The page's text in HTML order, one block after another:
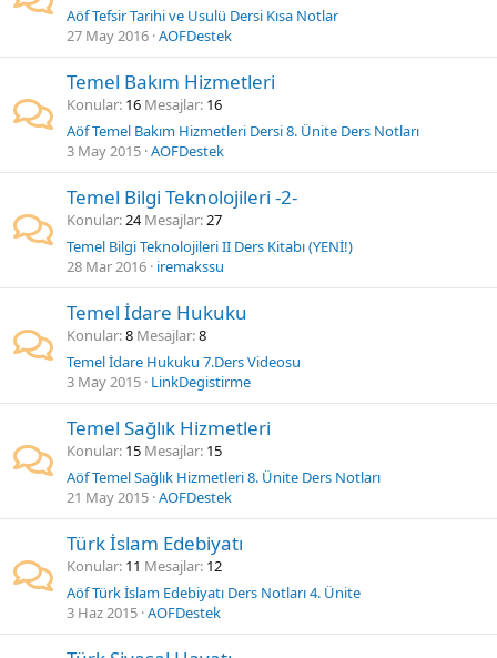
Aöf Tefsir Tarihi ve Usulü Dersi Kısa Notlar
27 May 2016 AOFDestek
Temel Bakım Hizmetleri
Konular 16 Mesajlar 16
Aöf Temel Bakım Hizmetleri Dersi 8. Ünite Ders Notları
3 May 2015 AOFDestek
Temel Bilgi Teknolojileri -2-
Konular 24 Mesajlar 27
Temel Bilgi Teknolojileri II Ders Kitabı (YENİ!)
28 Mar 2016 iremakssu
Temel İdare Hukuku
Konular 8 Mesajlar 8
Temel İdare Hukuku 7.Ders Videosu
3 May 2015 LinkDegistirme
Temel Sağlık Hizmetleri
Konular 15 Mesajlar 15
Aöf Temel Sağlık Hizmetleri 8. Ünite Ders Notları
21 May 2015 AOFDestek
Türk İslam Edebiyatı
Konular 11 Mesajlar 12
Aöf Türk İslam Edebiyatı Ders Notları 4. Ünite
3 Haz 2015 AOFDestek